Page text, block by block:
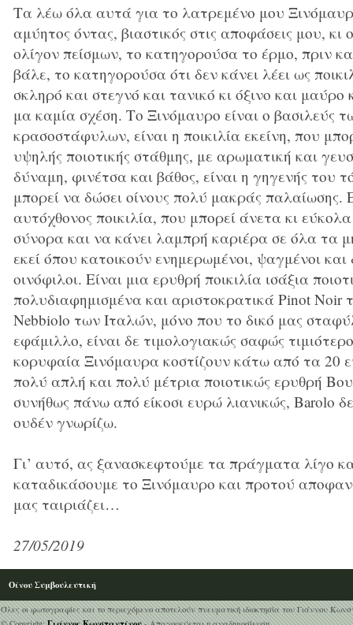
Τα λέω όλα αυτά για το λατρεμένο μου
αμύητος όντας, βιαστικός στις αποφάσεις μου, κι
ολίγον πείσμων, το κατηγορούσα το έρμο, πριν
βάλε, το κατηγορούσα ότι δεν κάνει λέει ως
σκληρό και στεγνό και τανικό κι όξινο και
μα καμία σχέση. Το Ξινόμαυρο είναι ο βασιλεύς
κρασοστάφυλων, είναι η ποικιλία εκείνη, που
υψηλής ποιοτικής στάθμης, με αρωματική και
δύναμη, φινέτσα και βάθος, είναι η γηγενής του
μπορεί να δώσει οίνους πολύ μακράς παλαίωσης.
αυτόχθονος ποικιλία, που μπορεί άνετα κι
σύνορα και να κάνει λαμπρή καριέρα σε όλα τα
εκεί όπου κατοικούν ενημερωμένοι, ψαγμένοι και
οινόφιλοι. Είναι μια ερυθρή ποικιλία ισάξια
πολυδιαφημισμένα και αριστοκρατικά Pinot
Nebbiolo των Ιταλών, μόνο που το δικό μας
εφάμιλλο, είναι δε τιμολογιακώς σαφώς
κορυφαία Ξινόμαυρα κοστίζουν κάτω από τα 20
πολύ απλή και πολύ μέτρια ποιοτικώς ερυθρή
συνήθως πάνω από είκοσι ευρώ λιανικώς, Barolo
ουδέν γνωρίζω.
Γι’ αυτό, ας ξανασκεφτούμε τα πράγματα λίγο
καταδικάσουμε το Ξινόμαυρο και προτού
μας ταιριάζει…
27/05/2019
Οίνου Συμβουλευτική
Όλες οι φωτογραφίες και το περιεχόμενο αποτελούν πνευματική ιδιοκτησία του Γιάννου